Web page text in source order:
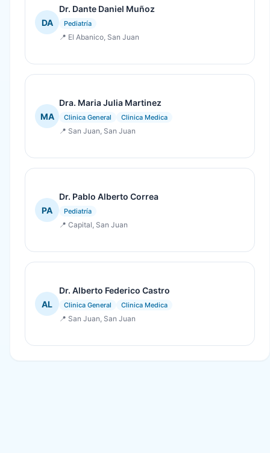
DA
Dr. Dante Daniel Muñoz
Pediatría
📍 El Abanico, San Juan
MA
Dra. Maria Julia Martinez
Clinica General Clinica Medica
📍 San Juan, San Juan
PA
Dr. Pablo Alberto Correa
Pediatría
📍 Capital, San Juan
AL
Dr. Alberto Federico Castro
Clinica General Clinica Medica
📍 San Juan, San Juan